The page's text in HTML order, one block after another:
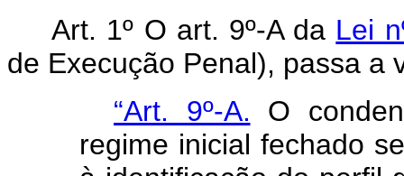
Art. 1º O art. 9º-A da Lei
de Execução Penal), passa a
“Art. 9º-A. O
regime inicial fechado